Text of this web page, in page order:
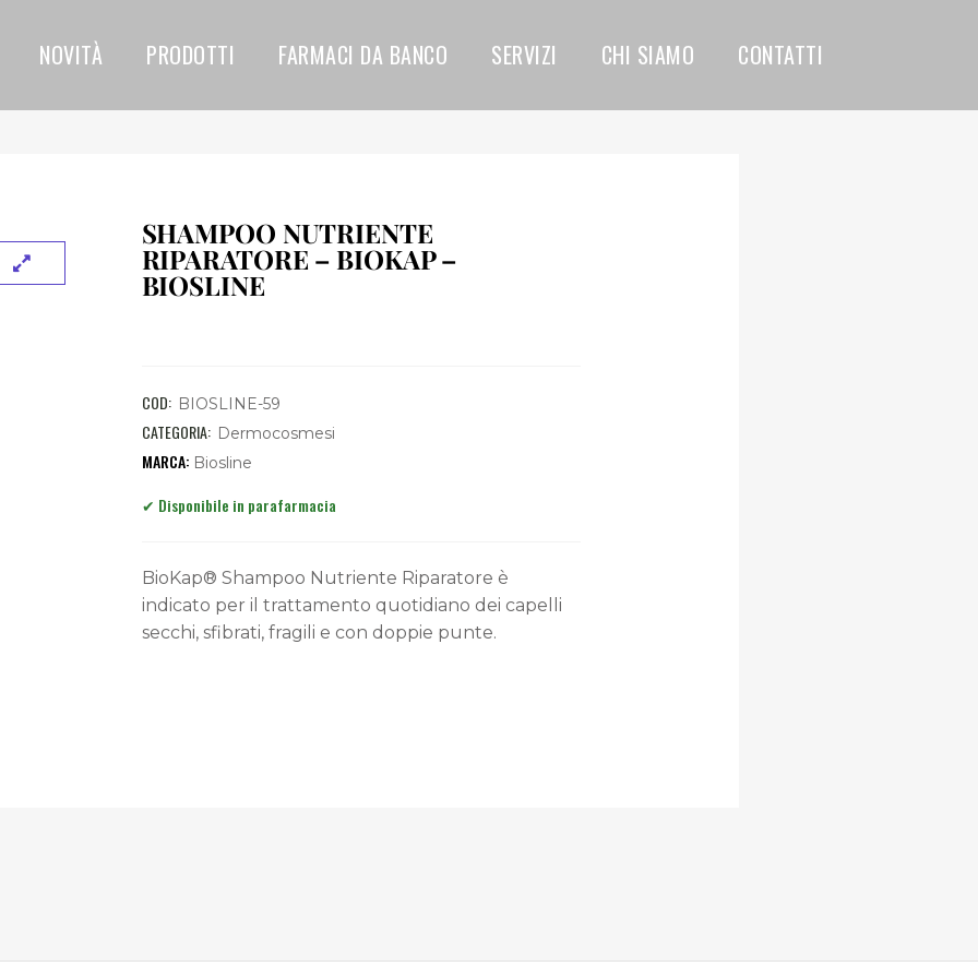
NOVITÀ PRODOTTI FARMACI DA BANCO SERVIZI CHI SIAMO CONTATTI
SHAMPOO NUTRIENTE
RIPARATORE – BIOKAP –
BIOSLINE
COD: BIOSLINE-59
CATEGORIA: Dermocosmesi
Biosline
BioKap® Shampoo Nutriente Riparatore è
indicato per il trattamento quotidiano dei capelli
secchi, sfibrati, fragili e con doppie punte.